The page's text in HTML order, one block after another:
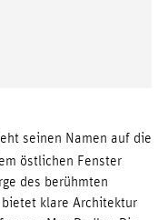
seinen Namen auf die
östlichen Fenster
des berühmten
klare Architektur